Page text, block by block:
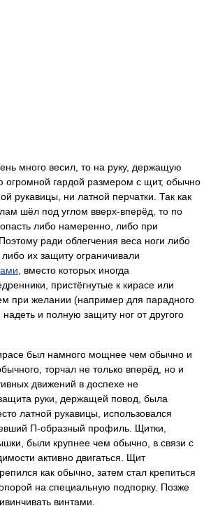
много весил, то на руку, держащую
гардой размером с щит, обычно
рукавицы, ни латной перчатки. Так как
шёл под углом вверх-вперёд, то по
либо намеренно, либо при
ради облегчения веса ноги либо
их защиту ограничивали
, вместо которых иногда
пристёгнутые к кирасе или
при желании (например для парадного
и полную защиту ног от другого
был намного мощнее чем обычно и
торчал не только вперёд, но и
движений в доспехе не
руки, держащей повод, была
латной рукавицы, использовался
П-образный профиль. Щитки,
были крупнее чем обычно, в связи с
активно двигаться. Щит
как обычно, затем стал крепиться
на специальную подпорку. Позже
винтами.